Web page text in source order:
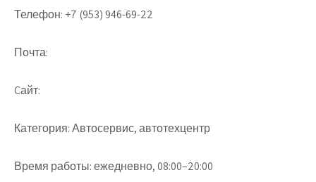
Телефон: +7 (953) 946-69-22
Почта:
Cайт:
Категория:Автосервис, автотехцентр
Время работы:ежедневно, 08:00–20:00